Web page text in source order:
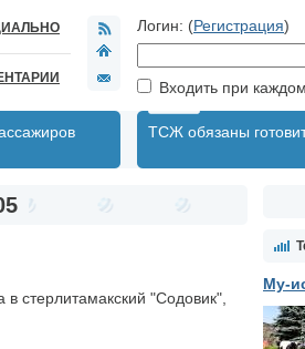
Логин: (Регистрация)
Входить при
ТСЖ обязаны
Му-
стерлитамакский "Содовик",